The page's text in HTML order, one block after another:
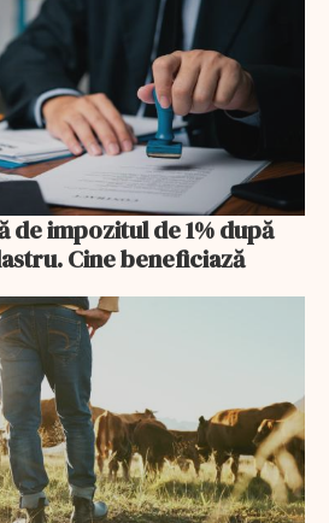
de impozitul de 1% după
Cine beneficiază